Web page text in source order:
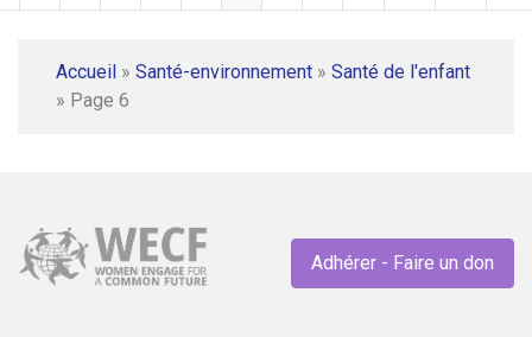
Accueil » Santé-environnement » Santé de l'enfant
» Page 6
Adhérer - Faire un don